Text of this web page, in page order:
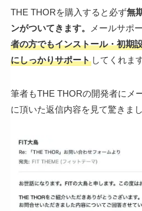
THE THORを購入すると必ず無
ンがついてきます。
メールサポ
者の方でもインストール・初期
にしっかりサポートしてくれます
筆者もTHE THORの開発者にメ
に頂いた返信内容を見て驚きまし